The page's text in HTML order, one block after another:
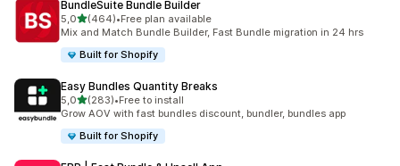
BundleSuite Bundle Builder
5,0av 5 stjerner
(464)
Totalt 464 omtaler
•Free plan available
Mix and Match Bundle Builder, Fast Bundle migration in 24 hrs
Built for Shopify
Easy Bundles Quantity Breaks
5,0av 5 stjerner
(283)
Totalt 283 omtaler
•Free to install
Grow AOV with fast bundles discount, bundler, bundles app
Built for Shopify